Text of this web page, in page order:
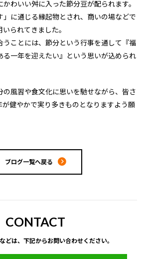
わいい舛に入った節分豆が配られます。
」に通じる縁起物とされ、商いの場などで
られてきました。
うことには、節分という行事を通して『福
る一年を迎えたい』という思いが込められ
の風習や食文化に思いを馳せながら、皆さ
が健やかで実り多きものとなりますよう願
ブログ一覧へ戻る
CONTACT
どは、下記からお問い合わせください。